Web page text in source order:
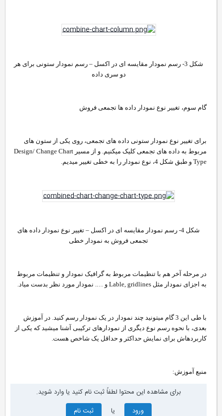
شکل 3- رسم نمودار مقایسه ای در اکسل – رسم نمودار ستونی برای هر
دو سری داده​
گام سوم، تغییر نوع نمودار داده ها تجمعی فروش
برای تغییر نوع نمودار ستونی داده های تجمعی، روی یکی از ستون های
مربوط به داده های تجمعی کلیک میکنیم. و از مسیر Design/ Change Chart
Type و طبق شکل 4، نوع نمودار را به خطی تغییر میدیم.
شکل 4- رسم نمودار مقایسه ای در اکسل – تغییر نوع نمودار داده های
تجمعی فروش به نمودار خطی​
در مرحله آخر هم با تنظیمات مربوط به گرافیک نمودار و تنظیمات مربوط
به اجزای نمودار مثل Lable, gridlines و …. نمودار مورد نظر بدست میاد.
با طی این 3 گام میتونید چند نمودار در یک نمودار رسم کنید. در آموزش
بعدی، با نحوه رسم نوع دیگری از نمودارهای ترکیبی آشنا میشید که یکی از
کاربردهاش برای نمایش حداکثر و حداقل یک شاخص هست.
منبع آموزش:
برای مشاهده این محتوا لطفاً ثبت نام کنید یا وارد شوید.
ورود
ثبت نام